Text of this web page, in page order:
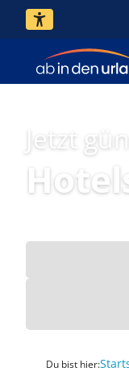
Jetzt
Du bist hier: